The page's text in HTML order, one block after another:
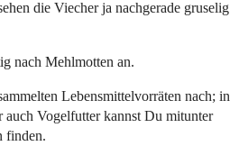
die Viecher ja nachgerade gruselig
nach Mehlmotten an.
Lebensmittelvorräten nach; in
Vogelfutter kannst Du mitunter
finden.